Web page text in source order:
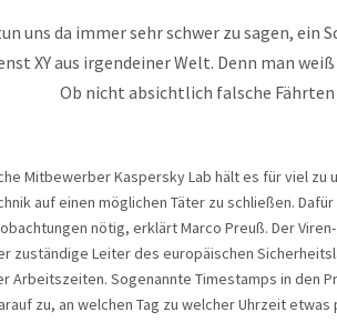
uns da immer sehr schwer zu sagen, ein
XY aus irgendeiner Welt. Denn man
Ob nicht absichtlich falsche
Mitbewerber Kaspersky Lab hält es für viel zu
auf einen möglichen Täter zu schließen.
nötig, erklärt Marco Preuß. Der
zuständige Leiter des europäischen
Arbeitszeiten. Sogenannte Timestamps in den
zu, an welchen Tag zu welcher Uhrzeit